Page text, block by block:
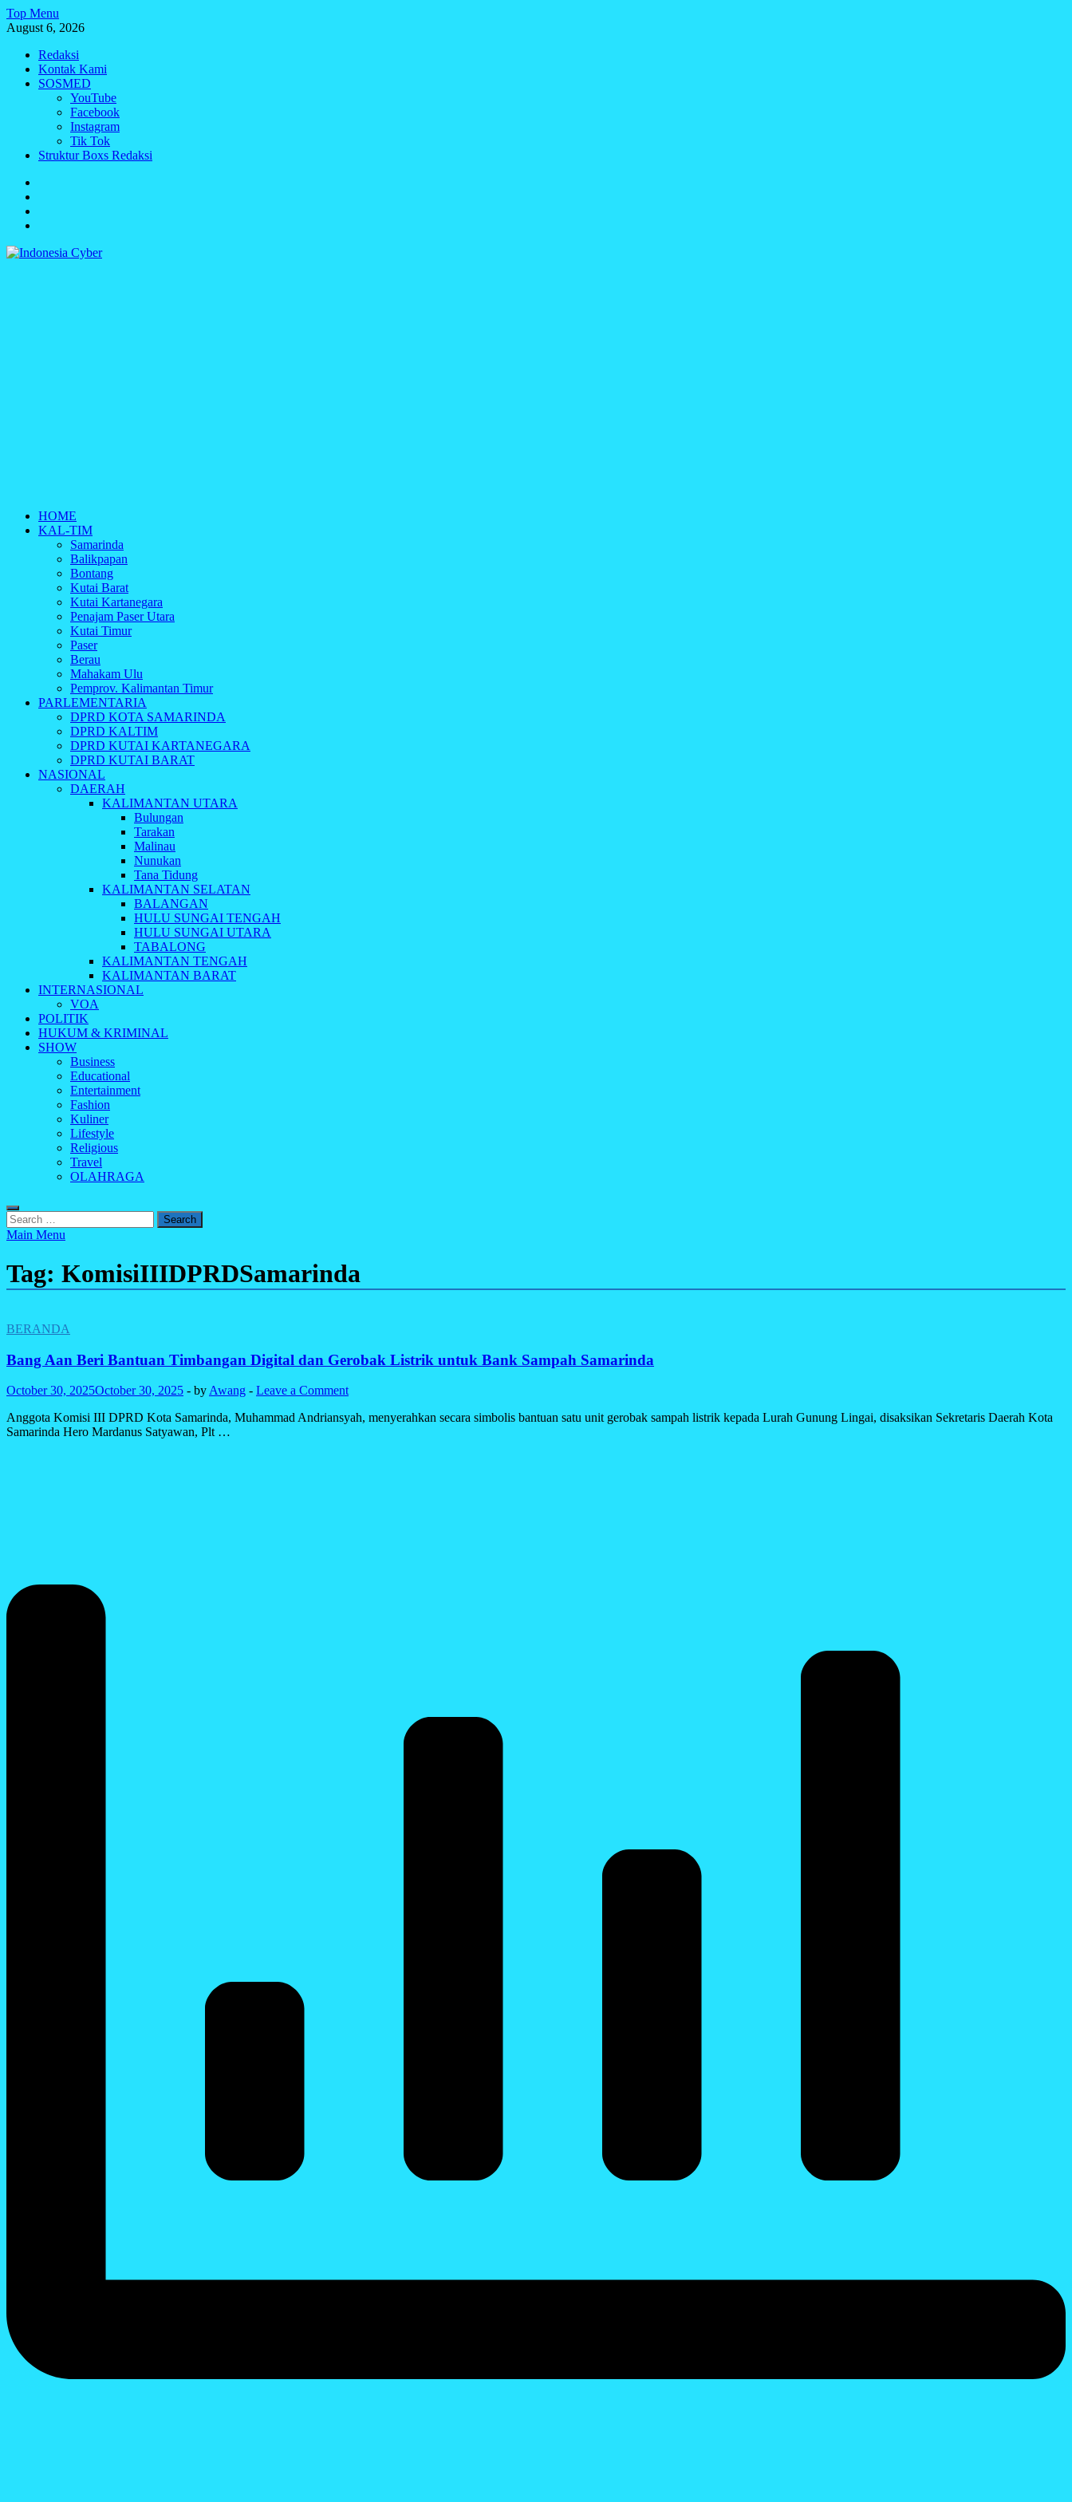
Skip
to
Top Menu
August 6, 2026
Redaksi
Kontak Kami
SOSMED
YouTube
Facebook
Instagram
Tik Tok
Struktur Boxs Redaksi
Redaksi
HOME
KAL-TIM
Samarinda
Balikpapan
Bontang
Kutai Barat
Kutai Kartanegara
Penajam Paser Utara
Kutai Timur
Paser
Berau
Mahakam Ulu
Pemprov. Kalimantan Timur
PARLEMENTARIA
DPRD KOTA SAMARINDA
DPRD KALTIM
DPRD KUTAI KARTANEGARA
DPRD KUTAI BARAT
NASIONAL
DAERAH
KALIMANTAN UTARA
Bulungan
Tarakan
Malinau
Nunukan
Tana Tidung
KALIMANTAN SELATAN
BALANGAN
HULU SUNGAI TENGAH
HULU SUNGAI UTARA
TABALONG
KALIMANTAN TENGAH
KALIMANTAN BARAT
INTERNASIONAL
VOA
POLITIK
HUKUM & KRIMINAL
SHOW
Business
Educational
Entertainment
Fashion
Kuliner
Lifestyle
Religious
Travel
OLAHRAGA
Search
for:
Main Menu
Tag: KomisiIIIDPRDSamarinda
BERANDA
Bang Aan Beri Bantuan Timbangan Digital dan Gerobak Listrik untuk Bank Sampah Samarinda
October 30, 2025October 30, 2025 - by Awang - Leave a Comment
Anggota Komisi III DPRD Kota Samarinda, Muhammad Andriansyah, menyerahkan secara simbolis bantuan satu unit gerobak sampah listrik kepada Lurah Gunung Lingai, disaksikan Sekretaris Daerah Kota
Samarinda Hero Mardanus Satyawan, Plt …